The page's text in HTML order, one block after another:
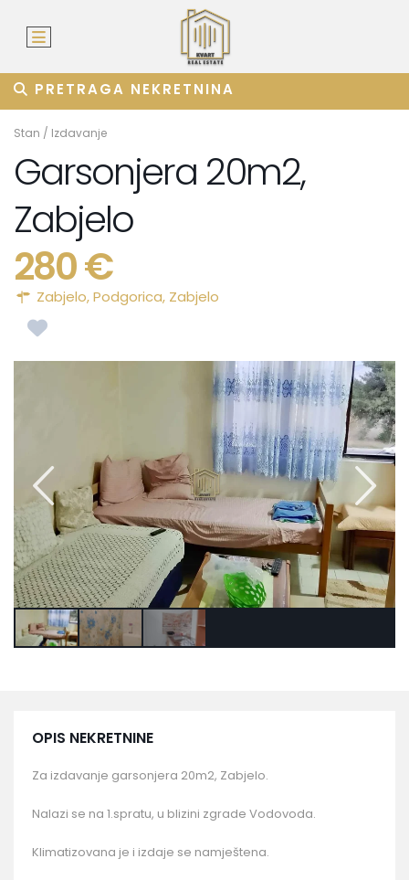
PRETRAGA NEKRETNINA
Stan / Izdavanje
Garsonjera 20m2,
Zabjelo
280 €
Zabjelo,Podgorica, Zabjelo
OPIS NEKRETNINE
Za izdavanje garsonjera 20m2, Zabjelo.
Nalazi se na 1.spratu, u blizini zgrade Vodovoda.
Klimatizovana je i izdaje se namještena.